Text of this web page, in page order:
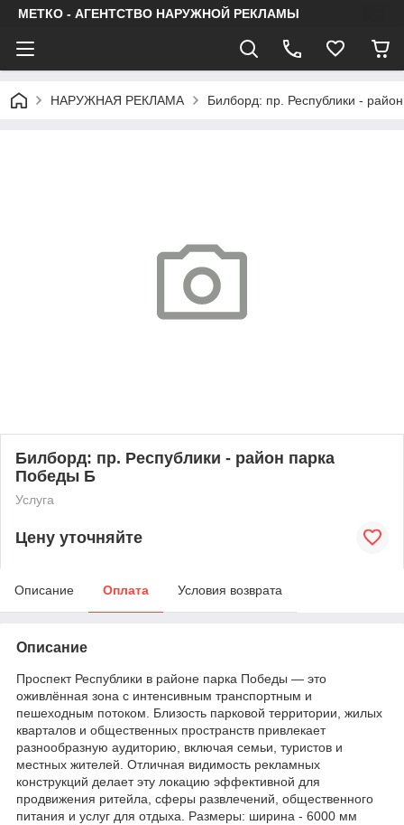
МЕТКО - АГЕНТСТВО НАРУЖНОЙ РЕКЛАМЫ
НАРУЖНАЯ РЕКЛАМА Билборд: пр. Республики -
Билборд: пр. Республики - район парка
Победы Б
Услуга
Цену уточняйте
Описание Оплата Условия возврата
Описание
Проспект Республики в районе парка Победы — это
оживлённая зона с интенсивным транспортным и
пешеходным потоком. Близость парковой территории, жилых
кварталов и общественных пространств привлекает
разнообразную аудиторию, включая семьи, туристов и
местных жителей. Отличная видимость рекламных
конструкций делает эту локацию эффективной для
продвижения ритейла, сферы развлечений, общественного
питания и услуг для отдыха. Размеры: ширина - 6000 мм